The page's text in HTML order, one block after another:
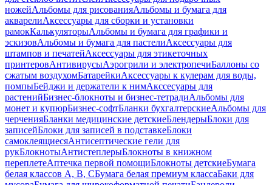
ножейАльбомы для рисованияАльбомы и бумага для
акварелиАксессуары для сборки и установки
рамокКалькуляторыАльбомы и бумага для графики и
эскизовАльбомы и бумага для пастелиАксессуары для
штампов и печатейАксессуары для этикеточных
принтеровАнтивирусыАэрогрили и электропечиБаллоны со
сжатым воздухомБатарейкиАксессуары к кулерам для воды,
помпыБейджи и держатели к нимАкссесуары для
растенийБизнес-блокноты и бизнес-тетрадиАльбомы для
монет и купюрБизнес-софтБланки бухгалтерскиеАльбомы для
черченияБланки медицинские детскиеБлендерыБлоки для
записейБлоки для записей в подставкеБлоки
самоклеящиесяАнтисептические гели для
рукБлокнотыАнтистеплерыБлокноты в книжном
переплетеАптечка первой помощиБлокноты детскиеБумага
белая классов А, В, СБумага белая премиум классаБаки для